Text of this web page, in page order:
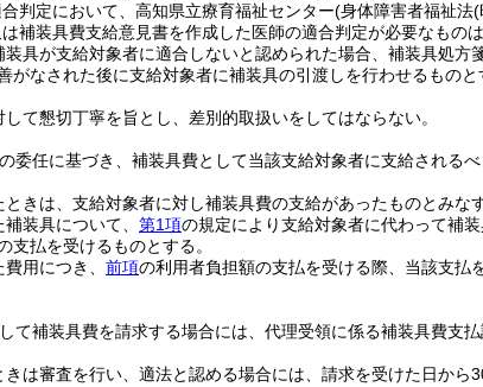
判定において、高知県立療育福祉センター(身体障害者福祉法(
補装具費支給意見書を作成した医師の適合判定が必要なもの
具が支給対象者に適合しないと認められた場合、補装具処
がなされた後に支給対象者に補装具の引渡しを行わせるものと
て懇切丁寧を旨とし、差別的取扱いをしてはならない。
委任に基づき、補装具費として当該支給対象者に支給される
きは、支給対象者に対し補装具費の支給があったものとみなす
装具について、 第1項の規定により支給対象者に代わって補
支払を受けるものとする。
用につき、 前項の利用者負担額の支払を受ける際、当該支払
て補装具費を請求する場合には、代理受領に係る補装具費支
は審査を行い、適法と認める場合には、請求を受けた日から